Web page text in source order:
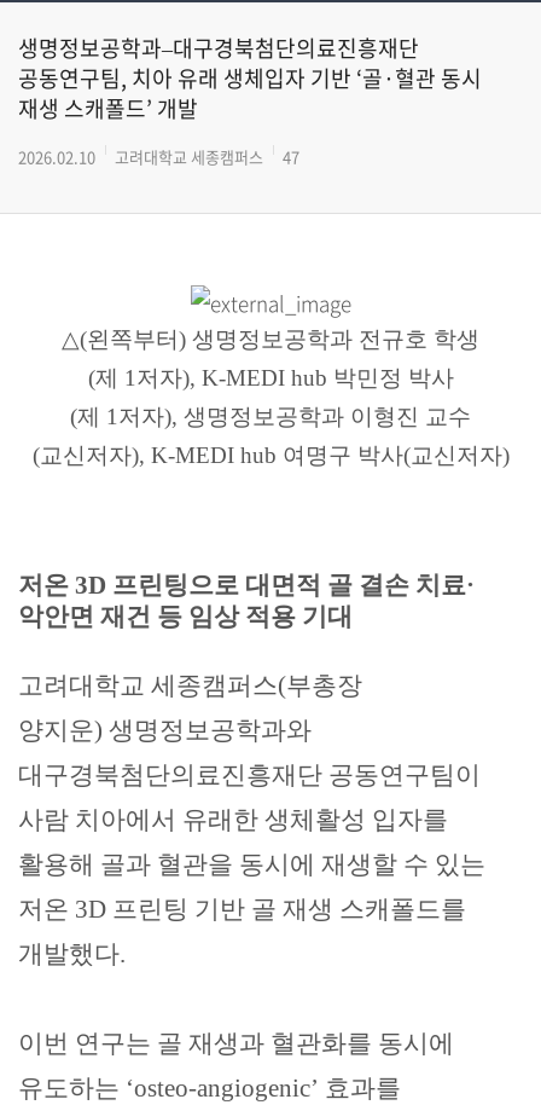
생명정보공학과–대구경북첨단의료진흥재단
공동연구팀, 치아 유래 생체입자 기반 ‘골·혈관 동시
재생 스캐폴드’ 개발
2026.02.10 고려대학교 세종캠퍼스 47
△(왼쪽부터) 생명정보공학과 전규호 학생
(제 1 저자), K-MEDI hub 박민정 박사
(제 1 저자), 생명정보공학과 이형진 교수
(교신저자), K-MEDI hub 여명구 박사(교신저자)
저온 3D 프린팅으로 대면적 골 결손 치료·
악안면 재건 등 임상 적용 기대
고려대학교 세종캠퍼스(부총장
양지운) 생명정보공학과와
대구경북첨단의료진흥재단 공동연구팀이
사람 치아에서 유래한 생체활성 입자를
활용해 골과 혈관을 동시에 재생할 수 있는
저온 3D 프린팅 기반 골 재생 스캐폴드를
개발했다.
이번 연구는 골 재생과 혈관화를 동시에
유도하는 ‘osteo-angiogenic’ 효과를